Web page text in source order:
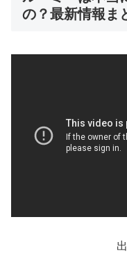
の？最新情報ま